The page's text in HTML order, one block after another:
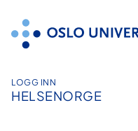
innhold
LOGG INN
HELSENORGE